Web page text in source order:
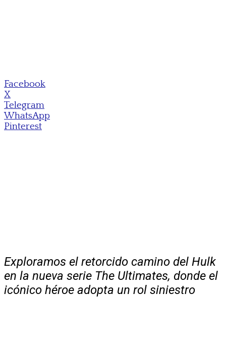
Facebook
X
Telegram
WhatsApp
Pinterest
Exploramos el retorcido camino del Hulk
en la nueva serie The Ultimates, donde el
icónico héroe adopta un rol siniestro